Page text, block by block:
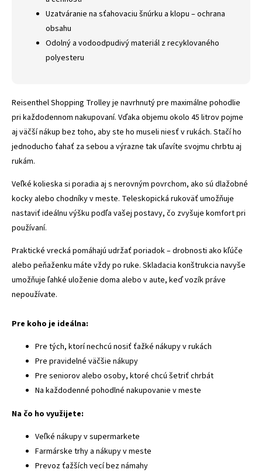
Uzatváranie na sťahovaciu šnúrku a klopu – ochrana
obsahu
Odolný a vodoodpudivý materiál z recyklovaného
polyesteru
Reisenthel Shopping Trolley je navrhnutý pre maximálne pohodlie
pri každodennom nakupovaní. Vďaka objemu okolo 45 litrov pojme
aj väčší nákup bez toho, aby ste ho museli niesť v rukách. Stačí ho
jednoducho ťahať za sebou a výrazne tak uľavíte svojmu chrbtu aj
rukám.
Veľké kolieska si poradia aj s nerovným povrchom, ako sú dlažobné
kocky alebo chodníky v meste. Teleskopická rukoväť umožňuje
nastaviť ideálnu výšku podľa vašej postavy, čo zvyšuje komfort pri
používaní.
Praktické vrecká pomáhajú udržať poriadok – drobnosti ako kľúče
alebo peňaženku máte vždy po ruke. Skladacia konštrukcia navyše
umožňuje ľahké uloženie doma alebo v aute, keď vozík práve
nepoužívate.
Pre koho je ideálna:
Pre tých, ktorí nechcú nosiť ťažké nákupy v rukách
Pre pravidelné väčšie nákupy
Pre seniorov alebo osoby, ktoré chcú šetriť chrbát
Na každodenné pohodlné nakupovanie v meste
Na čo ho využijete:
Veľké nákupy v supermarkete
Farmárske trhy a nákupy v meste
Prevoz ťažších vecí bez námahy